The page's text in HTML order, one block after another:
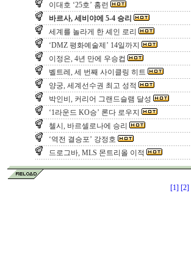
이대호 ‘25호’ 홈런
바르사, 세비야에 5-4 승리
세계를 놀라게 한 셰인 로리
‘DMZ 평화예술제’ 14일까지
이정은, 4년 만에 우승컵
벨트레, 세 번째 사이클링 히트
양궁, 세계선수권 최고 성적
박인비, 커리어 그랜드슬램 달성
‘1라운드 KO승’ 론다 로우지
첼시, 바르셀로나에 승리
‘역전 결승포’ 강정호
드로그바, MLS 몬트리올 이적
[1] [2]